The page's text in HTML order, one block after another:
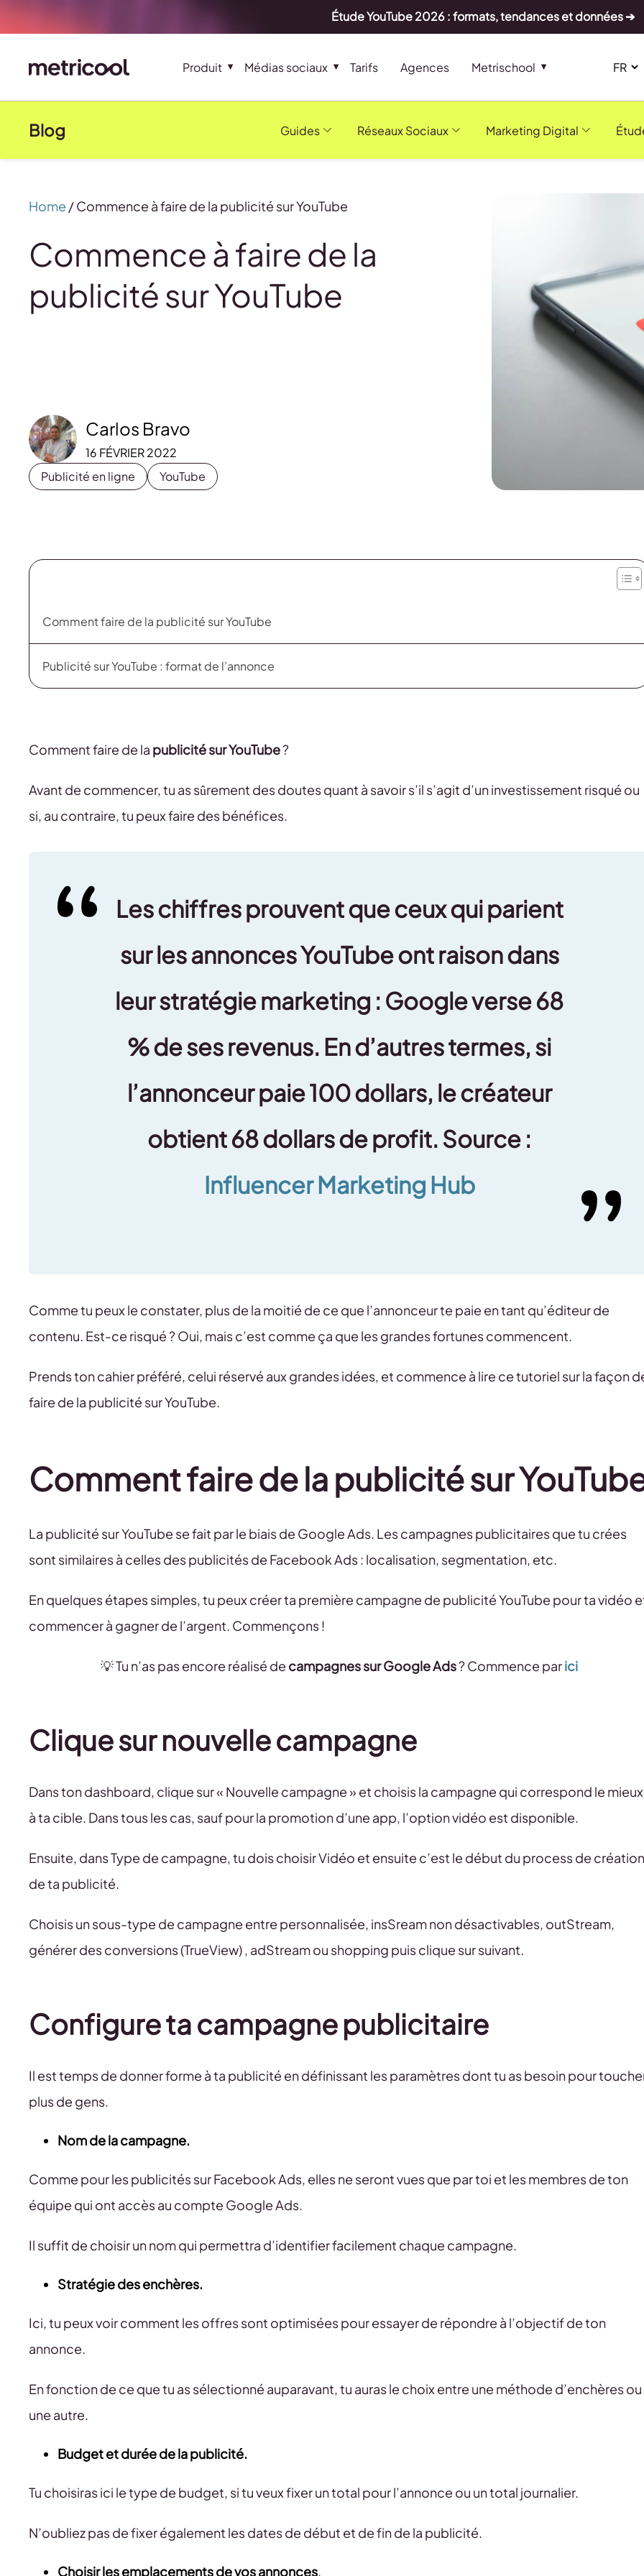
Étude YouTube 2026 : formats, tendances et données ➔
Produit Médias sociaux Tarifs Agences Metrischool
Blog Guides Réseaux Sociaux Marketing Digital
Home /Commence à faire de la publicité sur YouTube
Commence à faire de la
publicité sur YouTube
Carlos Bravo
16 FÉVRIER 2022
Publicité en ligne
YouTube
Comment faire de la publicité sur YouTube
Publicité sur YouTube : format de l’annonce
Comment faire de la publicité sur YouTube?
Avant de commencer, tu as sûrement des doutes quant à savoir s’il s’agit d’un investissement risqué ou
si, au contraire, tu peux faire des bénéfices.
Les chiffres prouvent que ceux qui parient
sur les annonces YouTube ont raison dans
leur stratégie marketing : Google verse 68
% de ses revenus. En d’autres termes, si
l’annonceur paie 100 dollars, le créateur
obtient 68 dollars de profit. Source :
Influencer Marketing Hub
Comme tu peux le constater, plus de la moitié de ce que l’annonceur te paie en tant qu’éditeur de
contenu. Est-ce risqué ? Oui, mais c’est comme ça que les grandes fortunes commencent.
Prends ton cahier préféré, celui réservé aux grandes idées, et commence à lire ce tutoriel sur la façon
faire de la publicité sur YouTube.
Comment faire de la publicité sur
La publicité sur YouTube se fait par le biais de Google Ads. Les campagnes publicitaires que tu crées
sont similaires à celles des publicités de Facebook Ads : localisation, segmentation, etc.
En quelques étapes simples, tu peux créer ta première campagne de publicité YouTube pour ta vidéo
commencer à gagner de l’argent. Commençons !
💡 Tu n’as pas encore réalisé de campagnes sur Google Ads? Commence parici
Clique sur nouvelle campagne
Dans ton dashboard, clique sur « Nouvelle campagne » et choisis la campagne qui correspond le mieux
à ta cible. Dans tous les cas, sauf pour la promotion d’une app, l’option vidéo est disponible.
Ensuite, dans Type de campagne, tu dois choisir Vidéo et ensuite c’est le début du process de création
de ta publicité.
Choisis un sous-type de campagne entre personnalisée, insSream non désactivables, outStream,
générer des conversions (TrueView) , adStream ou shopping puis clique sur suivant.
Configure ta campagne publicitaire
Il est temps de donner forme à ta publicité en définissant les paramètres dont tu as besoin pour
plus de gens.
Nom de la campagne.
Comme pour les publicités sur Facebook Ads, elles ne seront vues que par toi et les membres de ton
équipe qui ont accès au compte Google Ads.
Il suffit de choisir un nom qui permettra d’identifier facilement chaque campagne.
Stratégie des enchères.
Ici, tu peux voir comment les offres sont optimisées pour essayer de répondre à l’objectif de ton
annonce.
En fonction de ce que tu as sélectionné auparavant, tu auras le choix entre une méthode d’enchères ou
une autre.
Budget et durée de la publicité.
Tu choisiras ici le type de budget, si tu veux fixer un total pour l’annonce ou un total journalier.
N’oubliez pas de fixer également les dates de début et de fin de la publicité.
Choisir les emplacements de vos annonces.